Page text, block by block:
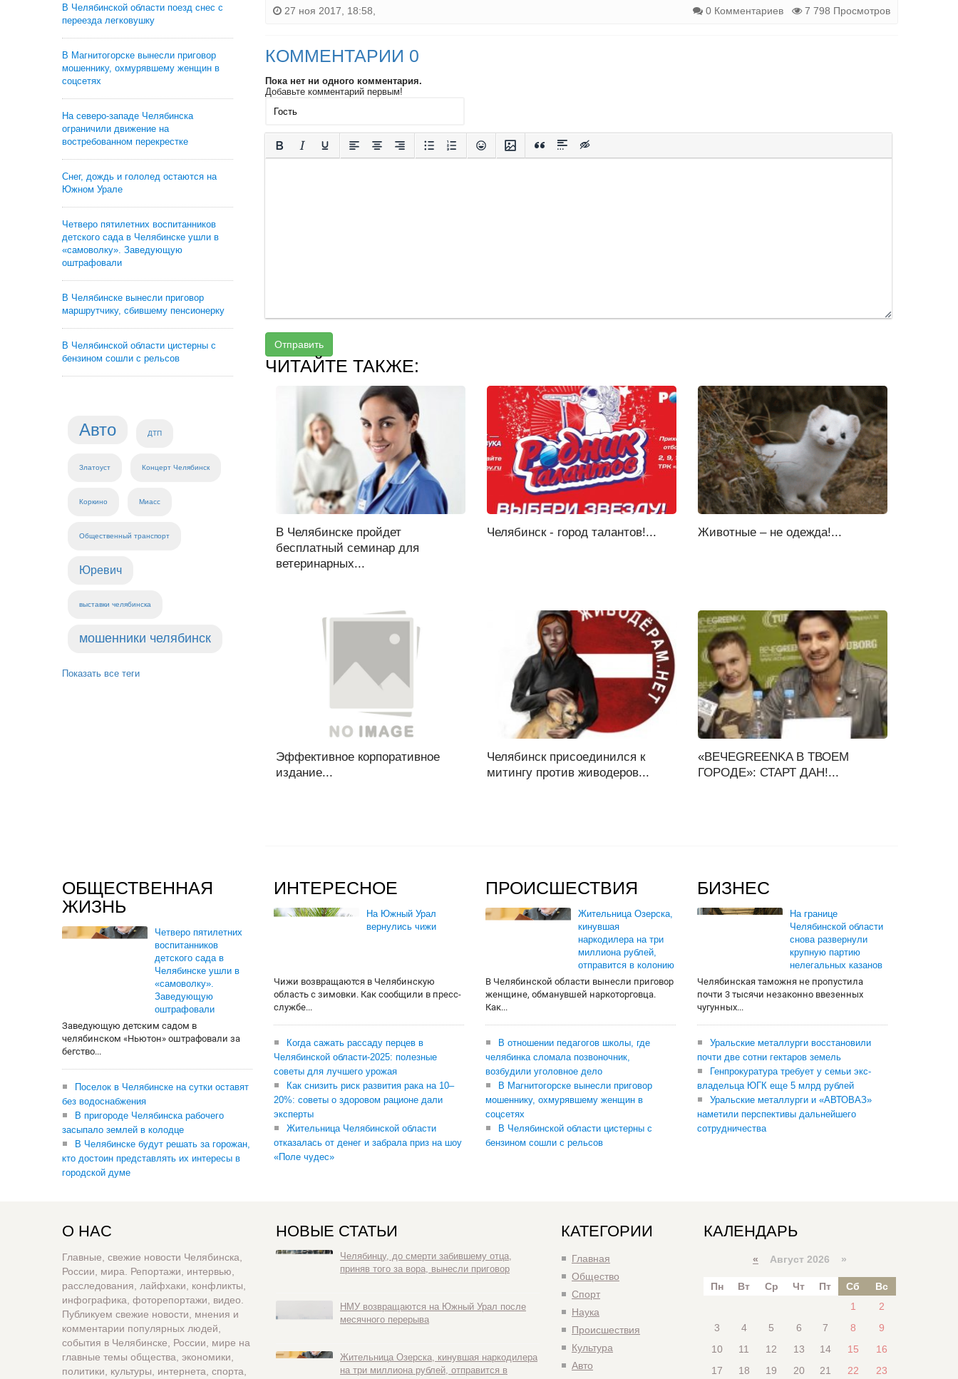
В Челябинской области поезд снес с
переезда легковушку
В Магнитогорске вынесли приговор
мошеннику, охмурявшему женщин в
соцсетях
На северо-западе Челябинска
ограничили движение на
востребованном перекрестке
Снег, дождь и гололед остаются на
Южном Урале
Четверо пятилетних воспитанников
детского сада в Челябинске ушли в
«самоволку». Заведующую
оштрафовали
В Челябинске вынесли приговор
маршрутчику, сбившему пенсионерку
В Челябинской области цистерны с
бензином сошли с рельсов
Авто ДТП
Златоуст Концерт Челябинск
Коркино Миасс
Общественный транспорт
Юревич
выставки челябинска
мошенники челябинск
Показать все теги
27 ноя 2017, 18:58, 0 Комментариев 7 798 Просмотров
КОММЕНТАРИИ 0
Пока нет ни одного комментария.
Добавьте комментарий первым!
Отправить
ЧИТАЙТЕ ТАКЖЕ:
В Челябинске пройдет
бесплатный семинар для
ветеринарных...
Челябинск - город талантов!... Животные – не одежда!...
Эффективное корпоративное
издание...
Челябинск присоединился к
митингу против живодеров...
«ВЕЧЕGREENKA В ТВОЕМ
ГОРОДЕ»: СТАРТ ДАН!...
ОБЩЕСТВЕННАЯ
ЖИЗНЬ
Четверо пятилетних
воспитанников
детского сада в
Челябинске ушли в
«самоволку».
Заведующую
оштрафовали
Заведующую детским садом в
челябинском «Ньютон» оштрафовали за
бегство...
Поселок в Челябинске на сутки оставят
без водоснабжения
В пригороде Челябинска рабочего
засыпало землей в колодце
В Челябинске будут решать за горожан,
кто достоин представлять их интересы в
городской думе
ИНТЕРЕСНОЕ
На Южный Урал
вернулись чижи
Чижи возвращаются в Челябинскую
область с зимовки. Как сообщили в пресс-
службе...
Когда сажать рассаду перцев в
Челябинской области-2025: полезные
советы для лучшего урожая
Как снизить риск развития рака на 10–
20%: советы о здоровом рационе дали
эксперты
Жительница Челябинской области
отказалась от денег и забрала приз на шоу
«Поле чудес»
ПРОИСШЕСТВИЯ
Жительница Озерска,
кинувшая
наркодилера на три
миллиона рублей,
отправится в колонию
В Челябинской области вынесли приговор
женщине, обманувшей наркоторговца.
Как...
В отношении педагогов школы, где
челябинка сломала позвоночник,
возбудили уголовное дело
В Магнитогорске вынесли приговор
мошеннику, охмурявшему женщин в
соцсетях
В Челябинской области цистерны с
бензином сошли с рельсов
БИЗНЕС
На границе
Челябинской области
снова развернули
крупную партию
нелегальных казанов
Челябинская таможня не пропустила
почти 3 тысячи незаконно ввезенных
чугунных...
Уральские металлурги восстановили
почти две сотни гектаров земель
Генпрокуратура требует у семьи экс-
владельца ЮГК еще 5 млрд рублей
Уральские металлурги и «АВТОВАЗ»
наметили перспективы дальнейшего
сотрудничества
О НАС
Главные, свежие новости Челябинска,
России, мира. Репортажи, интервью,
расследования, лайфхаки, конфликты,
инфографика, фоторепортажи, видео.
Публикуем свежие новости, мнения и
комментарии популярных людей,
события в Челябинске, России, мире на
главные темы общества, экономики,
политики, культуры, интернета, спорта,
НОВЫЕ СТАТЬИ
Челябинцу, до смерти забившему отца,
приняв того за вора, вынесли приговор
НМУ возвращаются на Южный Урал после
месячного перерыва
Жительница Озерска, кинувшая наркодилера
на три миллиона рублей, отправится в
КАТЕГОРИИ
Главная
Общество
Спорт
Наука
Происшествия
Культура
Авто
КАЛЕНДАРЬ
« Август 2026 »
Пн Вт Ср Чт Пт Сб
Вс
1
2
3
4 5 6 7 8
9
10
11 12 13 14 15
16
17
18 19 20 21 22 23